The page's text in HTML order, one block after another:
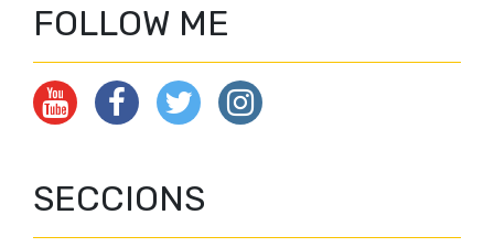
FOLLOW ME
SECCIONS